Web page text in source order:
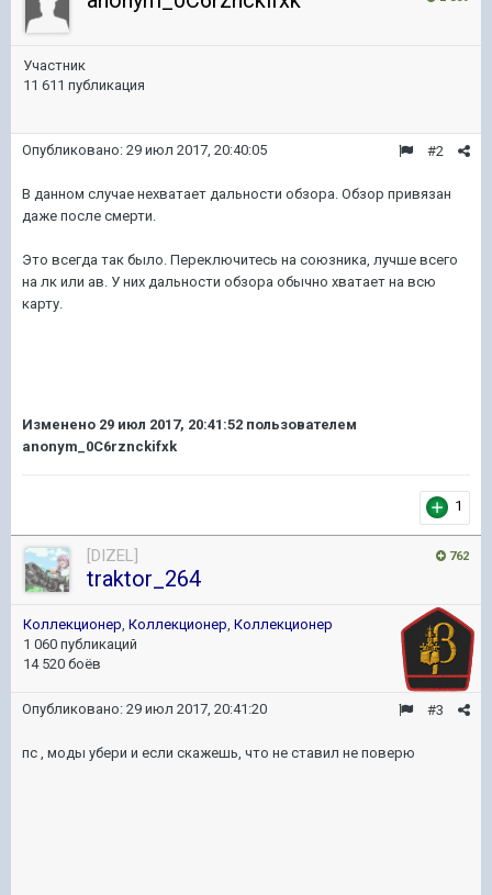
Участник
11 611 публикация
#2
Опубликовано: 29 июл 2017, 20:40:05
В данном случае нехватает дальности обзора. Обзор привязан
даже после смерти.
Это всегда так было. Переключитесь на союзника, лучше всего
на лк или ав. У них дальности обзора обычно хватает на всю
карту.
Изменено 29 июл 2017, 20:41:52 пользователем
anonym_0C6rznckifxk
1
762
[DIZEL]
traktor_264
Коллекционер, Коллекционер, Коллекционер
1 060 публикаций
14 520 боёв
#3
Опубликовано: 29 июл 2017, 20:41:20
пс , моды убери и если скажешь, что не ставил не поверю